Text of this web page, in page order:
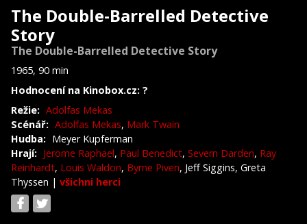
The Double-Barrelled Detective
Story
The Double-Barrelled Detective Story
1965, 90 min
Hodnocení na Kinobox.cz: ?
Režie: Adolfas Mekas
Scénář: Adolfas Mekas, Mark Twain
Hudba: Meyer Kupferman
Hrají: Jerome Raphael, Paul Benedict, Severn Darden, Ray
Reinhardt, Louis Waldon, Byrne Piven, Jeff Siggins, Greta
Thyssen | všichni herci